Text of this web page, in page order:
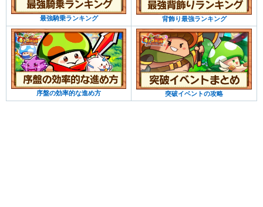
最強騎乗ランキング 背飾り最強ランキング
序盤の効率的な進め方 突破イベントの攻略